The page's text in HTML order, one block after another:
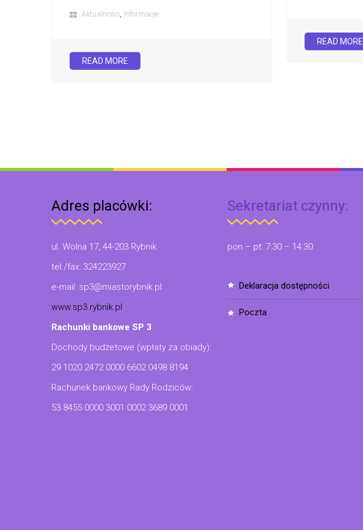
Aktualności, Informacje
READ MORE
READ MORE
Adres placówki:
ul. Wolna 17, 44-203 Rybnik
tel./fax: 324223927
e-mail: sp3@miastorybnik.pl
www.sp3.rybnik.pl
Rachunki bankowe SP 3
Dochody budżetowe (wpłaty za obiady):
29 1020 2472 0000 6602 0498 8194
Rachunek bankowy Rady Rodziców:
53 8455 0000 3001 0002 3689 0001
Sekretariat czynny:
pon – pt: 7:30 – 14:30
deklaracja dostępności
poczta